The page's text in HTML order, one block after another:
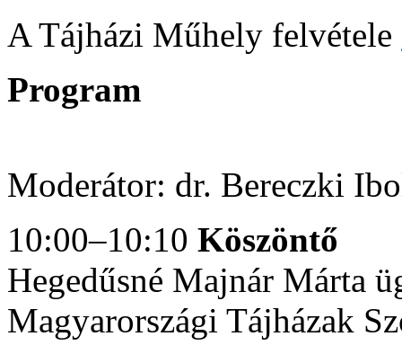
A Tájházi Műhely felvétele
Program
Moderátor: dr. Bereczki
10:00–10:10 Köszöntő
Hegedűsné Majnár Márta
Magyarországi Tájházak